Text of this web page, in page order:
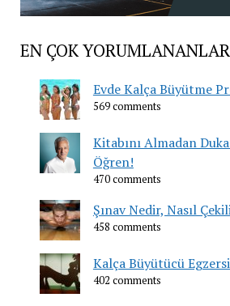
EN ÇOK
Evde Kalça Büyütme
569 comments
Kitabını Almadan
Öğren!
470 comments
Şınav Nedir, Nasıl
458 comments
Kalça Büyütücü
402 comments